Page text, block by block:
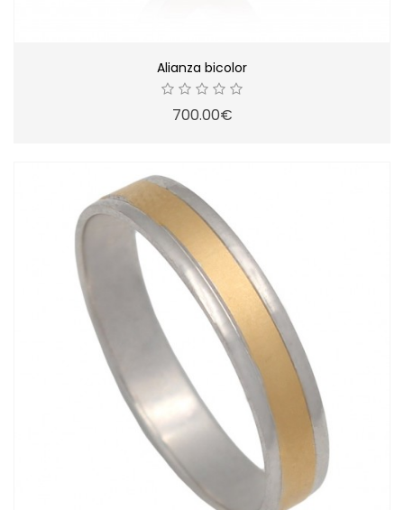
Alianza bicolor
700.00€